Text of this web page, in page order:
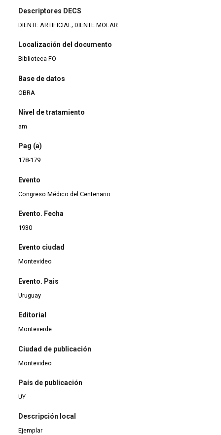
Descriptores DECS
DIENTE ARTIFICIAL; DIENTE MOLAR
Localización del documento
Biblioteca FO
Base de datos
OBRA
Nivel de tratamiento
am
Pag (a)
178-179
Evento
Congreso Médico del Centenario
Evento. Fecha
1930
Evento ciudad
Montevideo
Evento. Pais
Uruguay
Editorial
Monteverde
Ciudad de publicación
Montevideo
País de publicación
UY
Descripción local
Ejemplar